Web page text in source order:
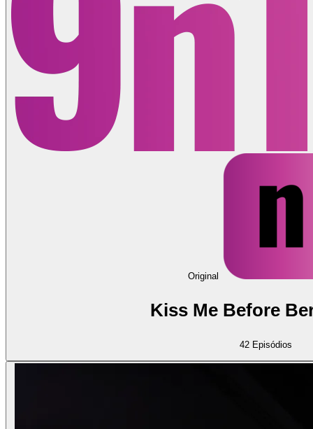
Original
Kiss Me Before
42 Episódios